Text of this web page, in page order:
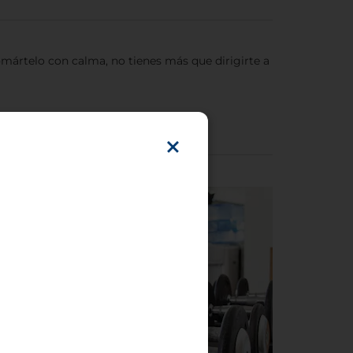
con calma, no tienes más que dirigirte a